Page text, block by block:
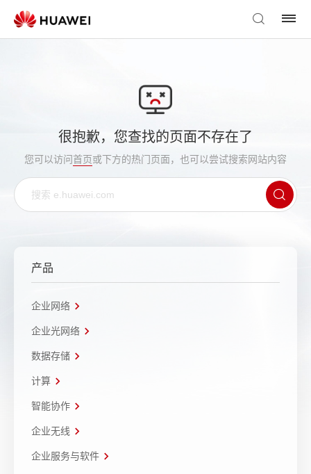
很抱歉，您查找的页面不存在了
您可以访问首页或下方的热门页面，也可以尝试搜索网站内容
产品
企业网络
企业光网络
数据存储
计算
智能协作
企业无线
企业服务与软件